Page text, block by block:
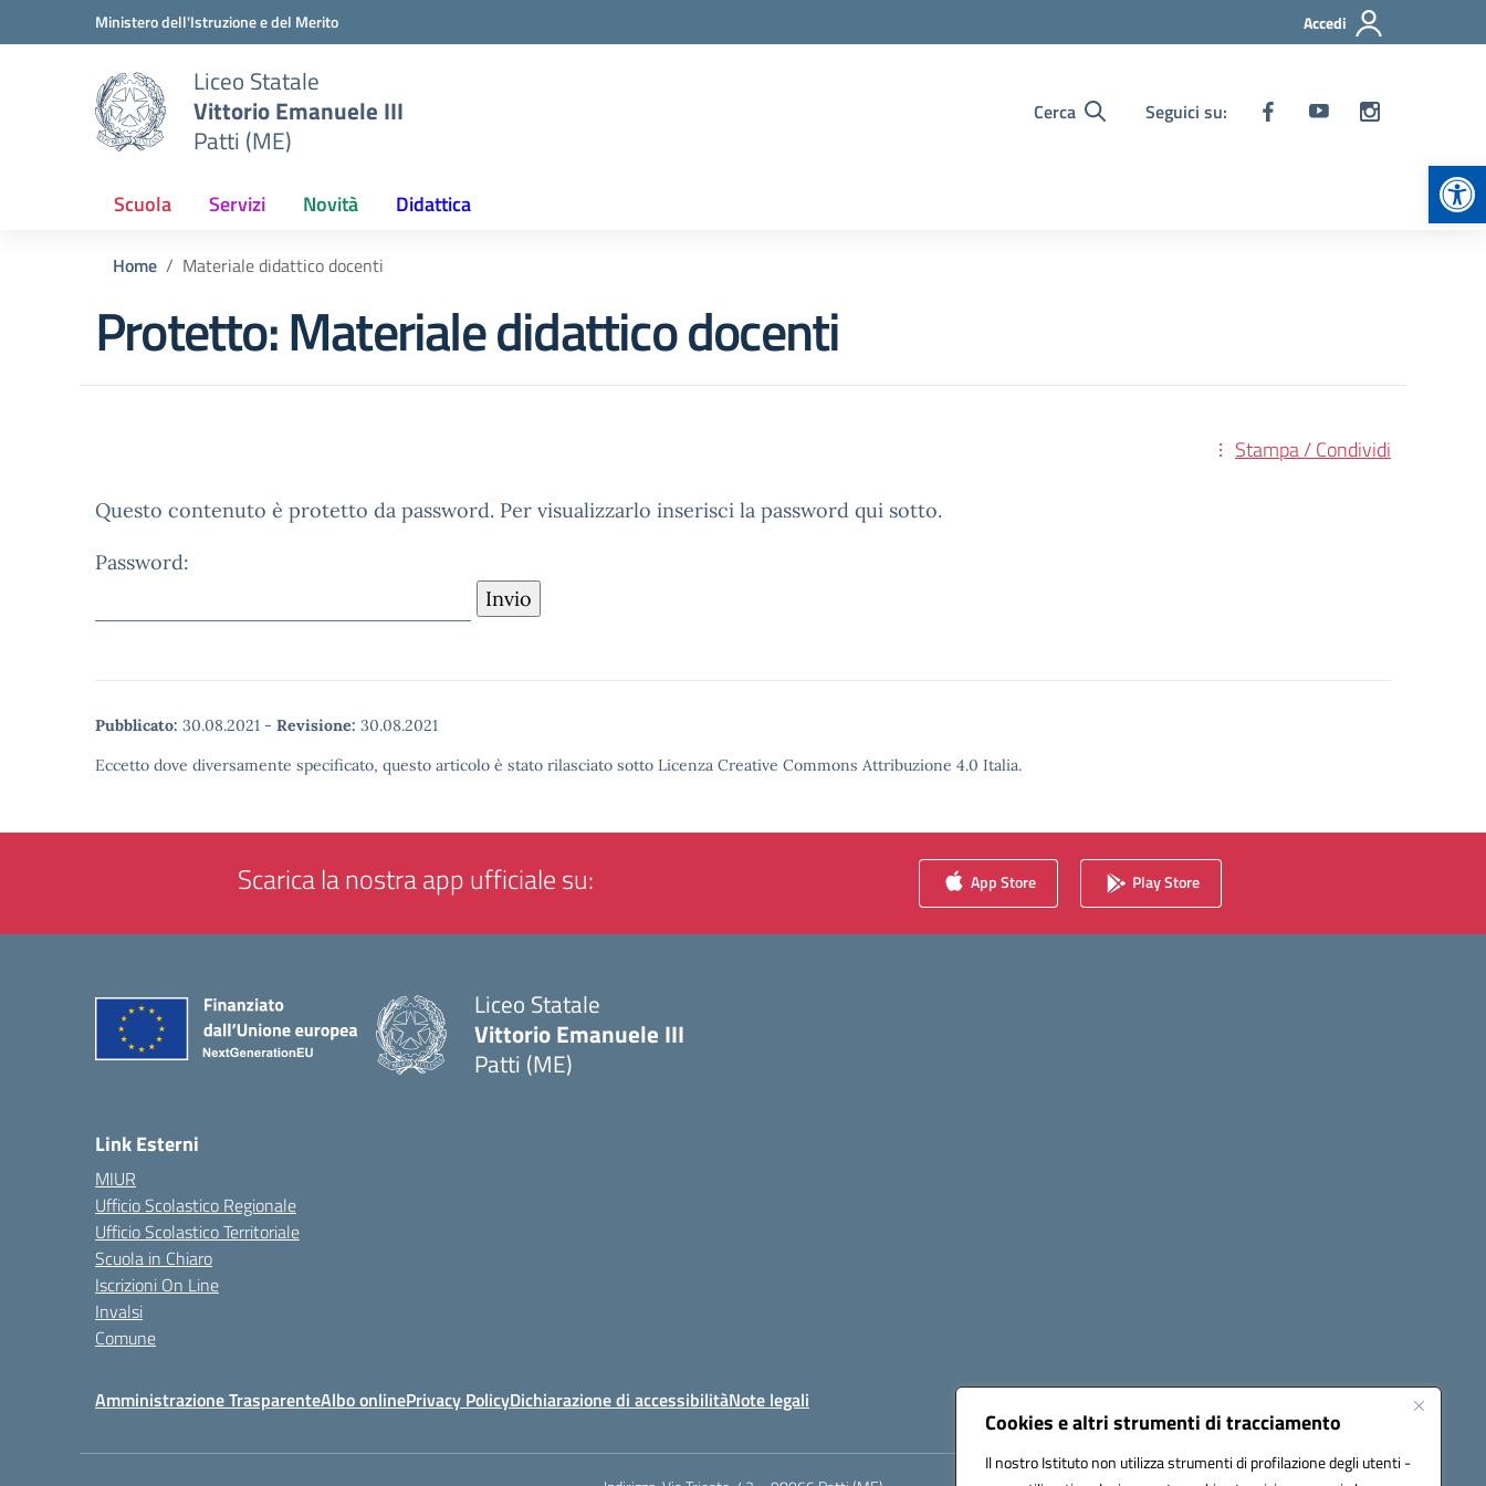
Cookies e altri strumenti di tracciamento
Il nostro Istituto non utilizza strumenti di profilazione degli utenti -
Vai ai contenuti
Vai al menu di navigazioneMinistero dell'Istruzione e del Merito Accedi
Liceo Statale
Vittorio Emanuele III
Patti (ME)
Cerca Seguici su:
Scuola Servizi Novità Didattica
Home Materiale didattico docenti
Protetto: Materiale didattico docenti
Stampa / Condividi
Questo contenuto è protetto da password. Per visualizzarlo inserisci la password qui sotto.
Password:
Pubblicato: 30.08.2021 - Revisione: 30.08.2021
Eccetto dove diversamente specificato, questo articolo è stato rilasciato sotto Licenza Creative Commons Attribuzione 4.0 Italia.
Scarica la nostra app ufficiale su: App Store Play Store
Liceo Statale
Vittorio Emanuele III
Patti (ME)
Link Esterni
MIUR
Ufficio Scolastico Regionale
Ufficio Scolastico Territoriale
Scuola in Chiaro
Iscrizioni On Line
Invalsi
Comune
Amministrazione TrasparenteAlbo onlinePrivacy PolicyDichiarazione di accessibilitàNote legali Seguici su: